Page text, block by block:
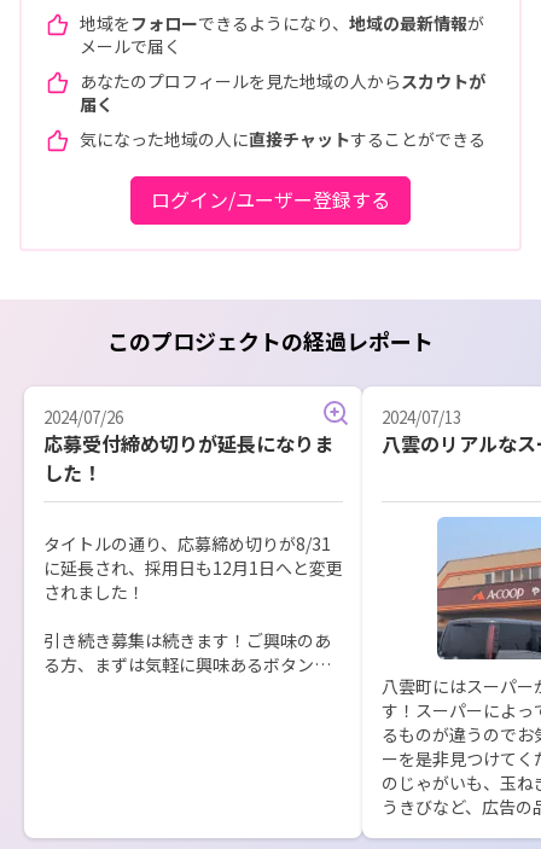
地域をフォローできるようになり、 地域の最新情報が
メールで届く
あなたのプロフィールを見た地域の人から スカウトが
届く
気になった地域の人に直接チャットすることができる
ログイン/ユーザー登録する
このプロジェクトの経過レポート
2024/07/26
応募受付締め切りが延長になりま
した！
タイトルの通り、応募締め切りが8/31
に延長され、採用日も12月1日へと変更
されました！
引き続き募集は続きます！ご興味のあ
る方、まずは気軽に興味あるボタンを
2024/07/13
八雲のリアルな
八雲町にはスーパ
す！スーパーによっ
るものが違うので
ーを是非見つけて
のじゃがいも、玉ね
うきびなど、広告